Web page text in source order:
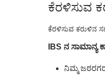
ಕೆರಳಿಸುವ
ಕೆರಳಿಸುವ ಕರುಳಿನ
IBS ನ ಸಾಮಾನ್ಯ
ನಿಮ್ಮ